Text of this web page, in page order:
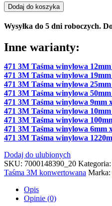
ilość
471
3M
Taśma
20mm
33m
niebieska
Dodaj do koszyka
Wysyłka do 5 dni roboczych.
Inne warianty:
471 3M Taśma winylowa
471 3M Taśma winylowa
471 3M Taśma winylowa
471 3M Taśma winylowa
471 3M Taśma winylowa 9mm
471 3M Taśma winylowa
471 3M Taśma winylowa
471 3M Taśma winylowa 6mm
471 3M Taśma winylowa
Dodaj do ulubionych
SKU: 7000148390_20 Kategoria:
Taśma 3M konwertowana Marka:
Opis
Opinie (0)